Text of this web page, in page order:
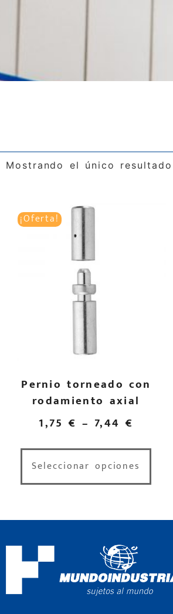
Mostrando el único resultado
¡Oferta!
Pernio torneado con
rodamiento axial
1,75 € – 7,44 €
Seleccionar opciones